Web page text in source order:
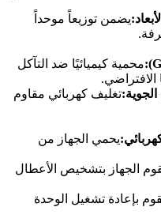
:يضمن توزيعاً موحداً
محمية كيميائيًا ضد التآكل
:تغليف كهربائي مقاوم
:يحمي الجهاز من
الجهاز بتشخيص الأعطال
بإعادة تشغيل الوحدة